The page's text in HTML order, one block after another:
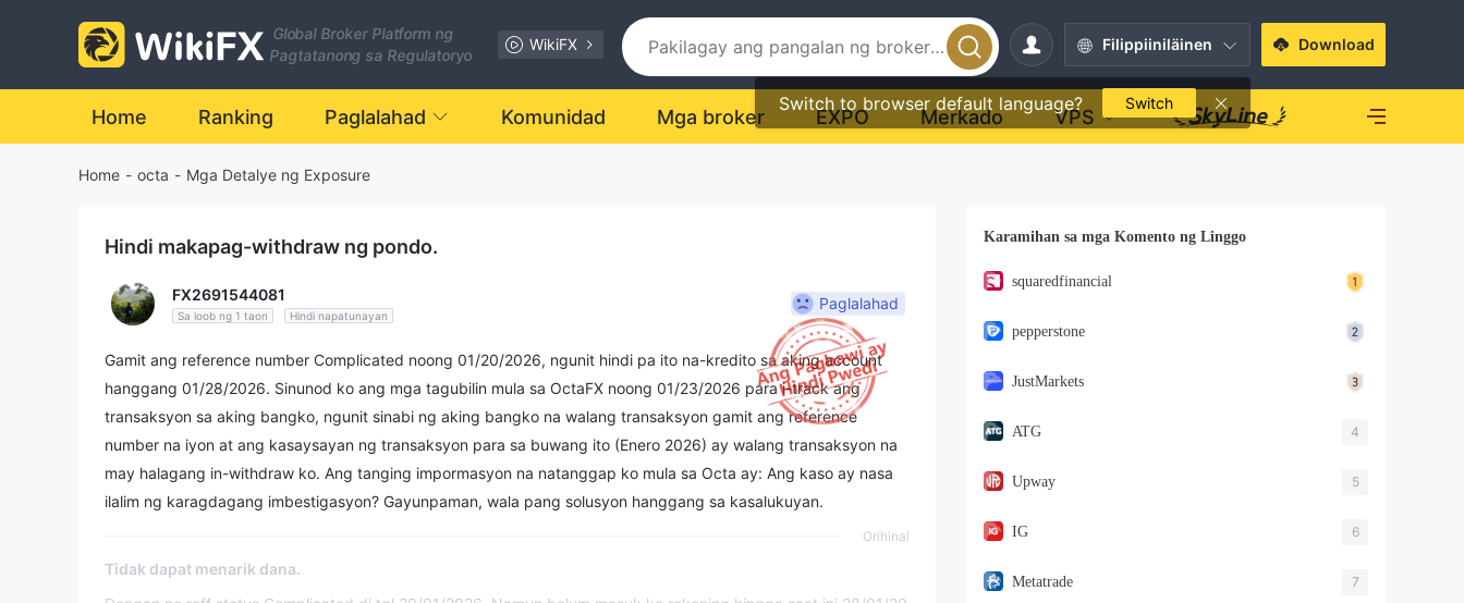
Global Broker Platform ng
Pagtatanong sa Regulatoryo
WikiFX Filippiiniläinen
Switch to browser default language? Switch
Download
Home Ranking Paglalahad Komunidad Mga broker EXPO Merkado VPS
Home - octa - Mga Detalye ng Exposure
Hindi makapag-withdraw ng pondo.
FX2691544081
Sa loob ng 1 taon Hindi napatunayan
Paglalahad
Gamit ang reference number Complicated noong 01/20/2026, ngunit hindi pa ito na-kredito sa aking account
hanggang 01/28/2026. Sinunod ko ang mga tagubilin mula sa OctaFX noong 01/23/2026 para i-track ang
transaksyon sa aking bangko, ngunit sinabi ng aking bangko na walang transaksyon gamit ang reference
number na iyon at ang kasaysayan ng transaksyon para sa buwang ito (Enero 2026) ay walang transaksyon na
may halagang in-withdraw ko. Ang tanging impormasyon na natanggap ko mula sa Octa ay: Ang kaso ay nasa
ilalim ng karagdagang imbestigasyon? Gayunpaman, wala pang solusyon hanggang sa kasalukuyan.
Orihinal
Tidak dapat menarik dana.
Karamihan sa mga Komento ng Linggo
squaredfinancial
pepperstone
JustMarkets
ATG 4
Upway 5
IG 6
Metatrade 7